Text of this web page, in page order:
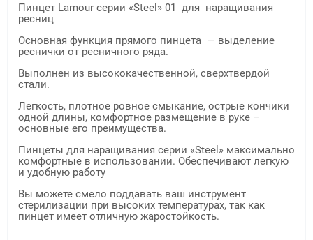
Пинцет Lamour серии «Steel» 01 для наращивания
ресниц
Основная функция прямого пинцета — выделение
реснички от ресничного ряда.
Выполнен из высококачественной, сверхтвердой
стали.
Легкость, плотное ровное смыкание, острые кончики
одной длины, комфортное размещение в руке –
основные его преимущества.
Пинцеты для наращивания серии «Steel» максимально
комфортные в использовании. Обеспечивают легкую
и удобную работу
Вы можете смело поддавать ваш инструмент
стерилизации при высоких температурах, так как
пинцет имеет отличную жаростойкость.